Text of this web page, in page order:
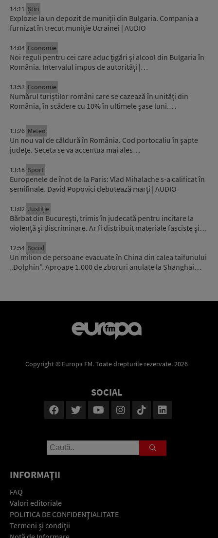
14:11 Știri
Explozie la un depozit de muniții din Bulgaria. Compania a
furnizat în trecut muniție Ucrainei | AUDIO
14:04 Economie
Noi reguli pentru cei care aduc țigări și alcool din Bulgaria în
România. Intervalul impus de autorități |…
13:53 Economie
Numărul turiștilor români care se cazează în unități din
România, în scădere cu 10% în ultimele șase luni.…
13:26 Meteo
Un nou val de căldură în România. Cod portocaliu în șapte
județe. Seceta se va accentua mai ales…
13:18 Sport
Europenele de înot de la Paris: Vlad Mihalache s-a calificat în
semifinale. David Popovici debutează marți | AUDIO
13:02 Justiție
Bărbat din București, trimis în judecată pentru incitare la
violență și discriminare. Ar fi distribuit materiale fasciste și…
12:54 Social
Un milion de persoane evacuate în China din calea taifunului
„Dolphin”. Aproape 1.000 de zboruri anulate la Shanghai…
Copyright © Europa FM. Toate drepturile rezervate. 2026
SOCIAL
INFORMAŢII
FAQ
Valori editoriale
POLITICA DE CONFIDENŢIALITATE
Termeni şi condiţii